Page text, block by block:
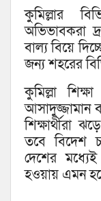
কুমিল্লার
অভিভাবকরা
বাল্য বিয়ে
জন্য শহরের
কুমিল্লা
আসাদুজ্জামান
শিক্ষার্থীরা
তবে বিদেশ
দেশের
হওয়ায় এমন